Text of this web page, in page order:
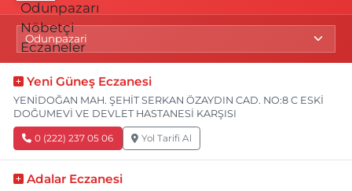
Yeni Güneş Eczanesi
YENİDOĞAN MAH. ŞEHİT SERKAN ÖZAYDIN CAD. NO:8 C ESKİ
DOĞUMEVİ VE DEVLET HASTANESİ KARŞISI
0 (222) 237 05 06 Yol Tarifi Al
Adalar Eczanesi